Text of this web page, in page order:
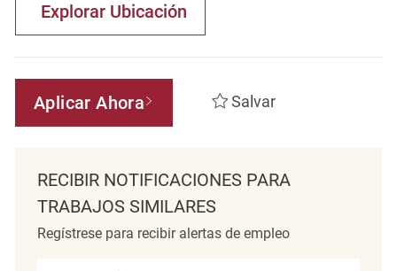
Explorar Ubicación
Aplicar Ahora Salvar
RECIBIR NOTIFICACIONES PARA
TRABAJOS SIMILARES
Regístrese para recibir alertas de empleo